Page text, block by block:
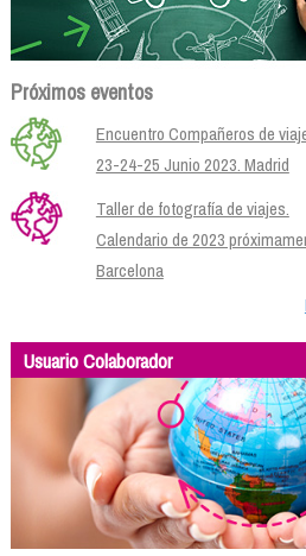
Próximos eventos
Encuentro Compañeros de
23-24-25 Junio 2023. Madrid
Taller de fotografía de viajes.
Calendario de 2023
Barcelona
Usuario Colaborador